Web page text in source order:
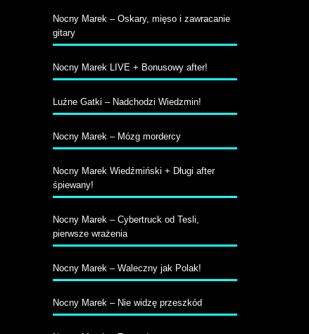
Nocny Marek – Oskary, mięso i zawracanie
gitary
Nocny Marek LIVE + Bonusowy after!
Luźne Gatki – Nadchodzi Wiedzmin!
Nocny Marek – Mózg mordercy
Nocny Marek Wiedźmiński + Długi after
śpiewany!
Nocny Marek – Cybertruck od Tesli,
pierwsze wrażenia
Nocny Marek – Waleczny jak Polak!
Nocny Marek – Nie widzę przeszkód